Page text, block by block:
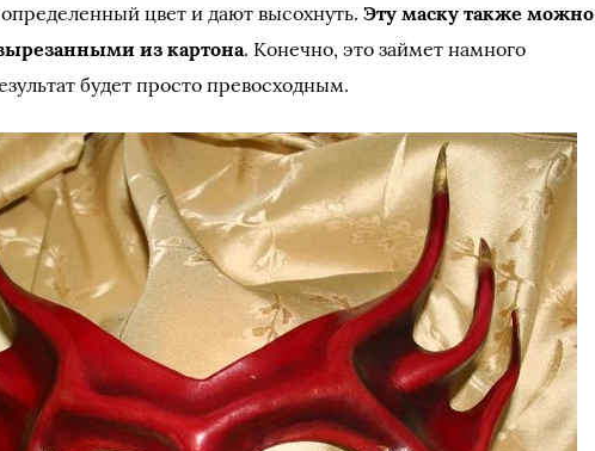
цвет и дают высохнуть.Эту маску также можно
из картона. Конечно, это займет намного
будет просто превосходным.